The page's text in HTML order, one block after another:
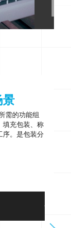
景
需的功能组
填充包装、称
序。是包装分
包装工